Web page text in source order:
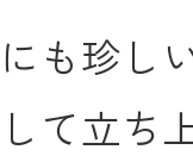
も珍し
て立ち